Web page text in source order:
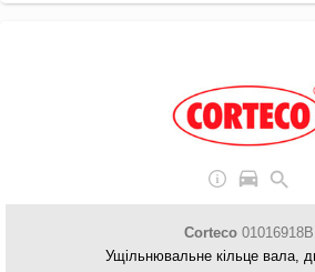
Corteco01016918B
Ущільнювальне кільце вала,